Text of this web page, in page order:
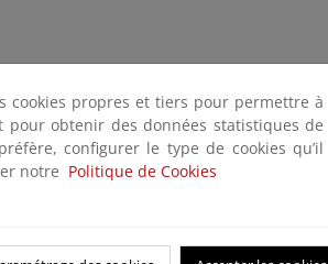
cookies propres et tiers pour permettre à
pour obtenir des données statistiques de
configurer le type de cookies qu’il
notre Politique de Cookies